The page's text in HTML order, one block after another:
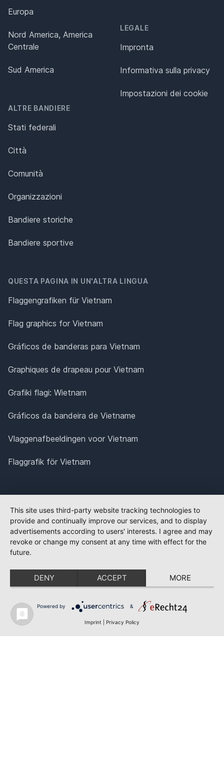
Europa
Nord America, America
Centrale
Sud America
ALTRE BANDIERE
Stati federali
Città
Comunità
Organizzazioni
Bandiere storiche
Bandiere sportive
LEGALE
Impronta
Informativa sulla privacy
Impostazioni dei cookie
QUESTA PAGINA IN UN'ALTRA LINGUA
Flaggengrafiken für Vietnam
Flag graphics for Vietnam
Gráficos de banderas para Vietnam
Graphiques de drapeau pour Vietnam
Grafiki flagi: Wietnam
Gráficos da bandeira de Vietname
Vlaggenafbeeldingen voor Vietnam
Flaggrafik för Vietnam
This site uses third-party website tracking technologies to
provide and continually improve our services, and to display
advertisements according to users' interests. I agree and may
revoke or change my consent at any time with effect for the
future.
DENY ACCEPT MORE
Powered by &
Imprint Privacy Policy